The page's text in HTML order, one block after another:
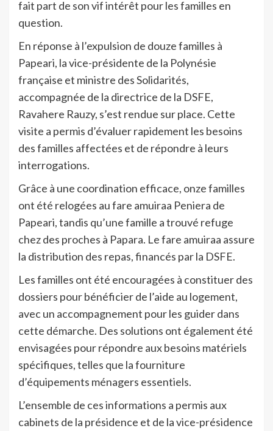
fait part de son vif intérêt pour les familles en
question.
En réponse à l’expulsion de douze familles à
Papeari, la vice-présidente de la Polynésie
française et ministre des Solidarités,
accompagnée de la directrice de la DSFE,
Ravahere Rauzy, s’est rendue sur place. Cette
visite a permis d’évaluer rapidement les besoins
des familles affectées et de répondre à leurs
interrogations.
Grâce à une coordination efficace, onze familles
ont été relogées au fare amuiraa Peniera de
Papeari, tandis qu’une famille a trouvé refuge
chez des proches à Papara. Le fare amuiraa assure
la distribution des repas, financés par la DSFE.
Les familles ont été encouragées à constituer des
dossiers pour bénéficier de l’aide au logement,
avec un accompagnement pour les guider dans
cette démarche. Des solutions ont également été
envisagées pour répondre aux besoins matériels
spécifiques, telles que la fourniture
d’équipements ménagers essentiels.
L’ensemble de ces informations a permis aux
cabinets de la présidence et de la vice-présidence